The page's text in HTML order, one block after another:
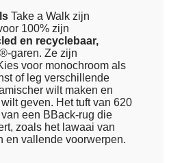
Take a Walk zijn
100% zijn
en recyclebaar,
garen. Ze zijn
voor monochroom als
of leg verschillende
wilt maken en
geven. Het tuft van 620
een BBack-rug die
zoals het lawaai van
en vallende voorwerpen.